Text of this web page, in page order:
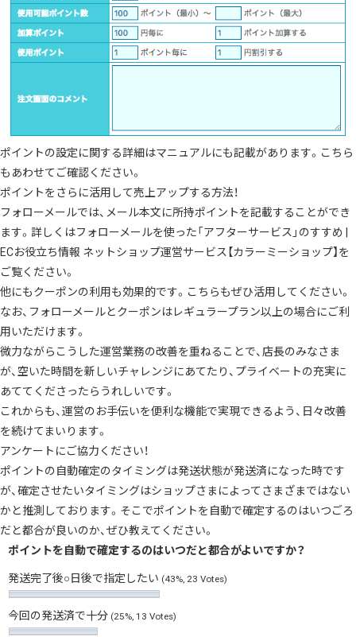
ポイントの設定に関する詳細はマニュアルにも記載があります。こちら
もあわせてご確認ください。
ポイントをさらに活用して売上アップする方法！
フォローメールでは、メール本文に所持ポイントを記載することができ
ます。詳しくはフォローメールを使った「アフターサービス」のすすめ |
ECお役立ち情報 ネットショップ運営サービス【カラーミーショップ】 を
ご覧ください。
他にもクーポンの利用も効果的です。こちらもぜひ活用してください。
なお、フォローメールとクーポンはレギュラープラン以上の場合にご利
用いただけます。
微力ながらこうした運営業務の改善を重ねることで、店長のみなさま
が、空いた時間を新しいチャレンジにあてたり、プライベートの充実に
あててくださったらうれしいです。
これからも、運営のお手伝いを便利な機能で実現できるよう、日々改善
を続けてまいります。
アンケートにご協力ください！
ポイントの自動確定のタイミングは発送状態が発送済になった時です
が、確定させたいタイミングはショップさまによってさまざまではない
かと推測しております。そこでポイントを自動で確定するのはいつごろ
だと都合が良いのか、ぜひ教えてください。
ポイントを自動で確定するのはいつだと都合がよいですか？
発送完了後○日後で指定したい (43%, 23 Votes)
今回の発送済で十分 (25%, 13 Votes)